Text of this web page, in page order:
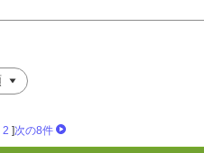
2 ]次の8件